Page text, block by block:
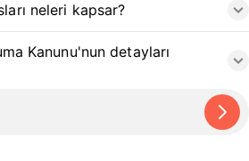
neleri kapsar?
Kanunu'nun detayları